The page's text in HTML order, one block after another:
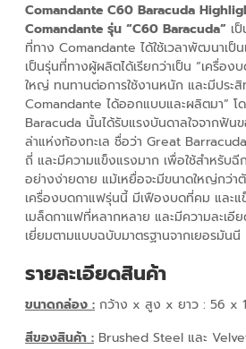
Comandante C60 Baracuda
Comandante รุ่น “C60 Baracuda” เ
ที่ทาง Comandante ได้ใช้เวลาพัฒนาเป็
เป็นรุ่นที่ทางผู้ผลิตได้เรียกว่าเป็น “เครื่อ
ใหญ่ ทนทานต่อการใช้งานหนัก และมีประ
Comandante ได้ออกแบบและผลิตมา” โ
Baracuda นั้นได้รับแรงบันดาลใจจากฟั
ล่าแห่งท้องทะเล ชื่อว่า Great
ถี่ และมีความแข็งแรงมาก เพื่อใช้สำหรับ
อย่างง่ายดาย แม้เหยื่อจะมีขนาดใหญ่กว่า
เครื่องบดกาแฟรุ่นนี้ มีเฟืองบดที่คม และแ
เมล็ดกาแฟที่หลากหลาย และมีความละเ
เยี่ยมตามแบบฉบับมาตรฐานจากเยอรมันนี
รายละเอียดสินค้า
ขนาดกล่อง : กว้าง x สูง x ยาว : 56 x
สีของสินค้า : Brushed Steel และ